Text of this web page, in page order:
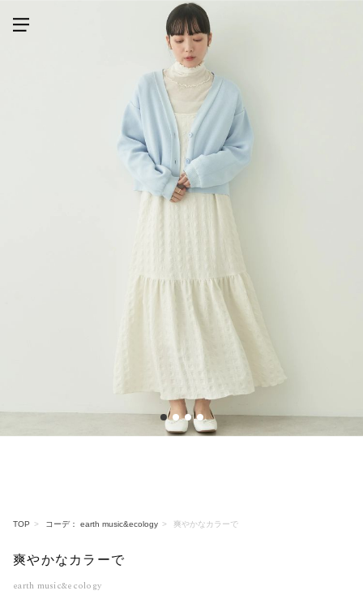
TOP コーデ： earth music&ecology 爽やかなカラーで
爽やかなカラーで
earth music&ecology
1 2 3 4